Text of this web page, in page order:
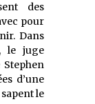
des
pour
Dans
le juge
d’une
le